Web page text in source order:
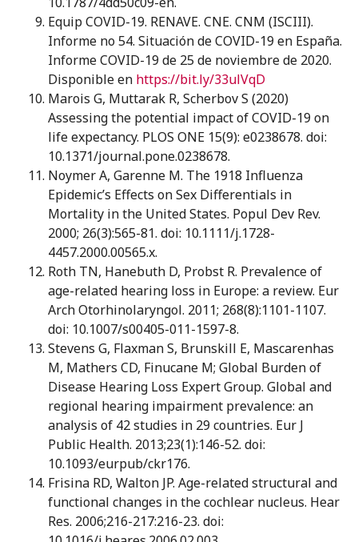
Equip COVID-19. RENAVE. CNE. CNM (ISCIII).
Informe no 54. Situación de COVID-19 en España.
Informe COVID-19 de 25 de noviembre de 2020.
Disponible en https://bit.ly/33ulVqD
Marois G, Muttarak R, Scherbov S (2020)
Assessing the potential impact of COVID-19 on
life expectancy. PLOS ONE 15(9): e0238678. doi:
10.1371/journal.pone.0238678.
Noymer A, Garenne M. The 1918 Influenza
Epidemic’s Effects on Sex Differentials in
Mortality in the United States. Popul Dev Rev.
2000; 26(3):565-81. doi: 10.1111/j.1728-
4457.2000.00565.x.
Roth TN, Hanebuth D, Probst R. Prevalence of
age-related hearing loss in Europe: a review. Eur
Arch Otorhinolaryngol. 2011; 268(8):1101-1107.
doi: 10.1007/s00405-011-1597-8.
Stevens G, Flaxman S, Brunskill E, Mascarenhas
M, Mathers CD, Finucane M; Global Burden of
Disease Hearing Loss Expert Group. Global and
regional hearing impairment prevalence: an
analysis of 42 studies in 29 countries. Eur J
Public Health. 2013;23(1):146-52. doi:
10.1093/eurpub/ckr176.
Frisina RD, Walton JP. Age-related structural and
functional changes in the cochlear nucleus. Hear
Res. 2006;216-217:216-23. doi: